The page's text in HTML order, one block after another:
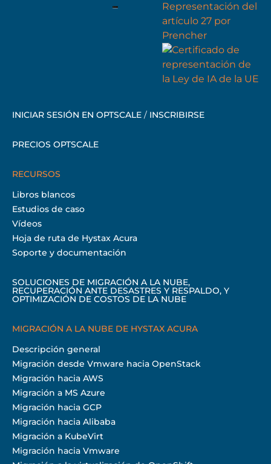
INICIAR SESIÓN EN OPTSCALE / INSCRIBIRSE
PRECIOS OPTSCALE
RECURSOS
Libros blancos
Estudios de caso
Vídeos
Hoja de ruta de Hystax Acura
Soporte y documentación
SOLUCIONES DE MIGRACIÓN A LA NUBE,
RECUPERACIÓN ANTE DESASTRES Y RESPALDO, Y
OPTIMIZACIÓN DE COSTOS DE LA NUBE
MIGRACIÓN A LA NUBE DE HYSTAX ACURA
Descripción general
Migración desde Vmware hacia OpenStack
Migración hacia AWS
Migración a MS Azure
Migración hacia GCP
Migración hacia Alibaba
Migración a KubeVirt
Migración hacia Vmware